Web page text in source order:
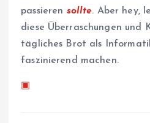
passieren sollte. Aber hey,
diese Überraschungen und
tägliches Brot als
faszinierend machen.
▣